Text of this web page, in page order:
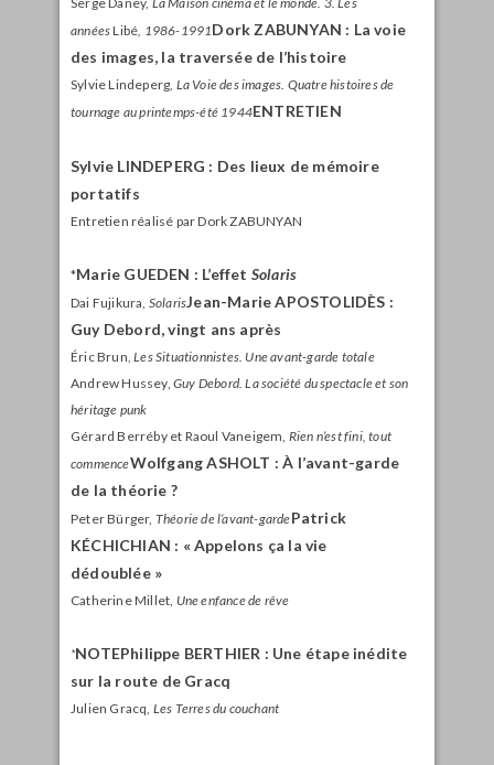
annéesLibé, 1986-1991Dork ZABUNYAN : La voie
des images, la traversée de l’histoire
Sylvie Lindeperg, La Voie des images. Quatre histoires de
tournage au printemps-été 1944ENTRETIEN
Sylvie LINDEPERG : Des lieux de mémoire
portatifs
Entretien réalisé par Dork ZABUNYAN
*Marie GUEDEN : L’effet Solaris
Dai Fujikura, SolarisJean-Marie APOSTOLIDÈS :
Guy Debord, vingt ans après
Éric Brun,Les Situationnistes. Une avant-garde totale
Andrew Hussey, Guy Debord. La société du spectacle et son
héritage punk
Gérard Berréby et Raoul Vaneigem, Rien n’est fini, tout
commenceWolfgang ASHOLT :À l’avant-garde
de la théorie ?
Peter Bürger, Théorie de l’avant-gardePatrick
KÉCHICHIAN : « Appelons ça la vie
dédoublée »
Catherine Millet, Une enfance de rêve
*NOTEPhilippe BERTHIER : Une étape inédite
sur la route de Gracq
Julien Gracq, Les Terres du couchant